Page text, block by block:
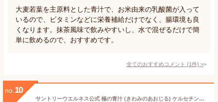
大麦若葉を主原料とした青汁で、お米由来の乳酸菌が入って
いるので、ビタミンなどに栄養補給だけでなく、腸環境も良
くなります。抹茶風味で飲みやすいし、水で混ぜるだけで簡
単に飲めるので、おすすめです。
全てのおすすめコメント (1件) >
no. 10
サントリーウエルネス公式 極の青汁 (きわみのあおじる) ケルセチンプラス 大麦若葉 明日葉 青汁 あおじる 粉末 顆粒 90包/約30〜90日分